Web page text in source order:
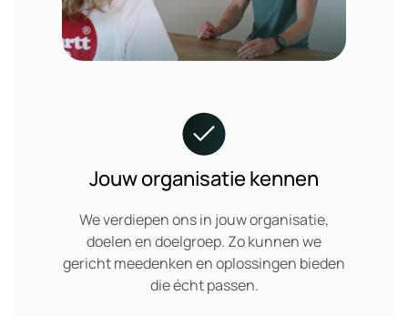
Jouw organisatie kennen
We verdiepen ons in jouw organisatie,
doelen en doelgroep. Zo kunnen we
gericht meedenken en oplossingen bieden
die écht passen.